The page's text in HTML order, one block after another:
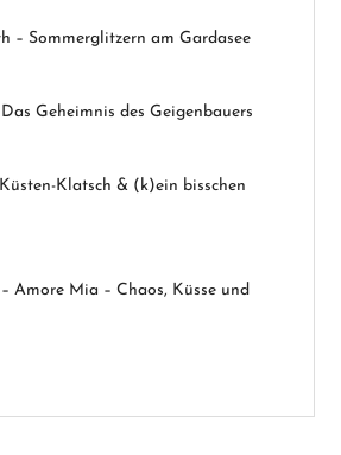
– Sommerglitzern am Gardasee
Geheimnis des Geigenbauers
Klatsch & (k)ein bisschen
Amore Mia – Chaos, Küsse und